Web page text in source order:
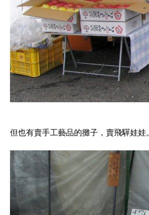
但也有賣手工藝品的攤子，賣飛驒娃娃。